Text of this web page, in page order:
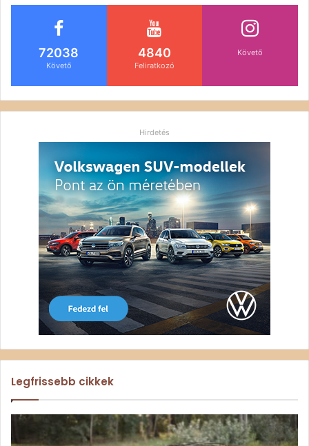
72038
Követő
4840
Feliratkozó
Követő
Hirdetés
Legfrissebb cikkek